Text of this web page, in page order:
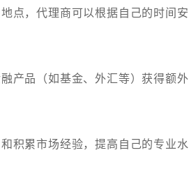
点，代理商可以根据自己的时间安
产品（如基金、外汇等）获得额外
积累市场经验，提高自己的专业水